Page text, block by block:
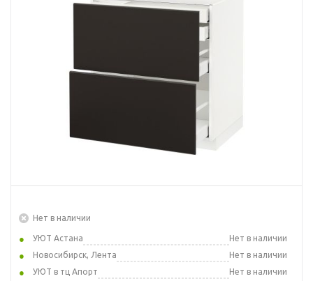
Нет в наличии
УЮТ Астана
Нет в наличии
Новосибирск, Лента
Нет в наличии
УЮТ в тц Апорт
Нет в наличии